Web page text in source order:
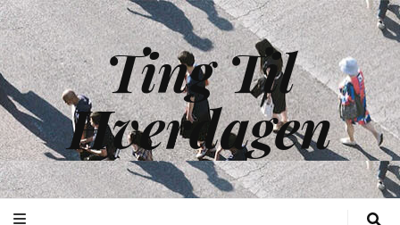
Ting Til
Hverdagen